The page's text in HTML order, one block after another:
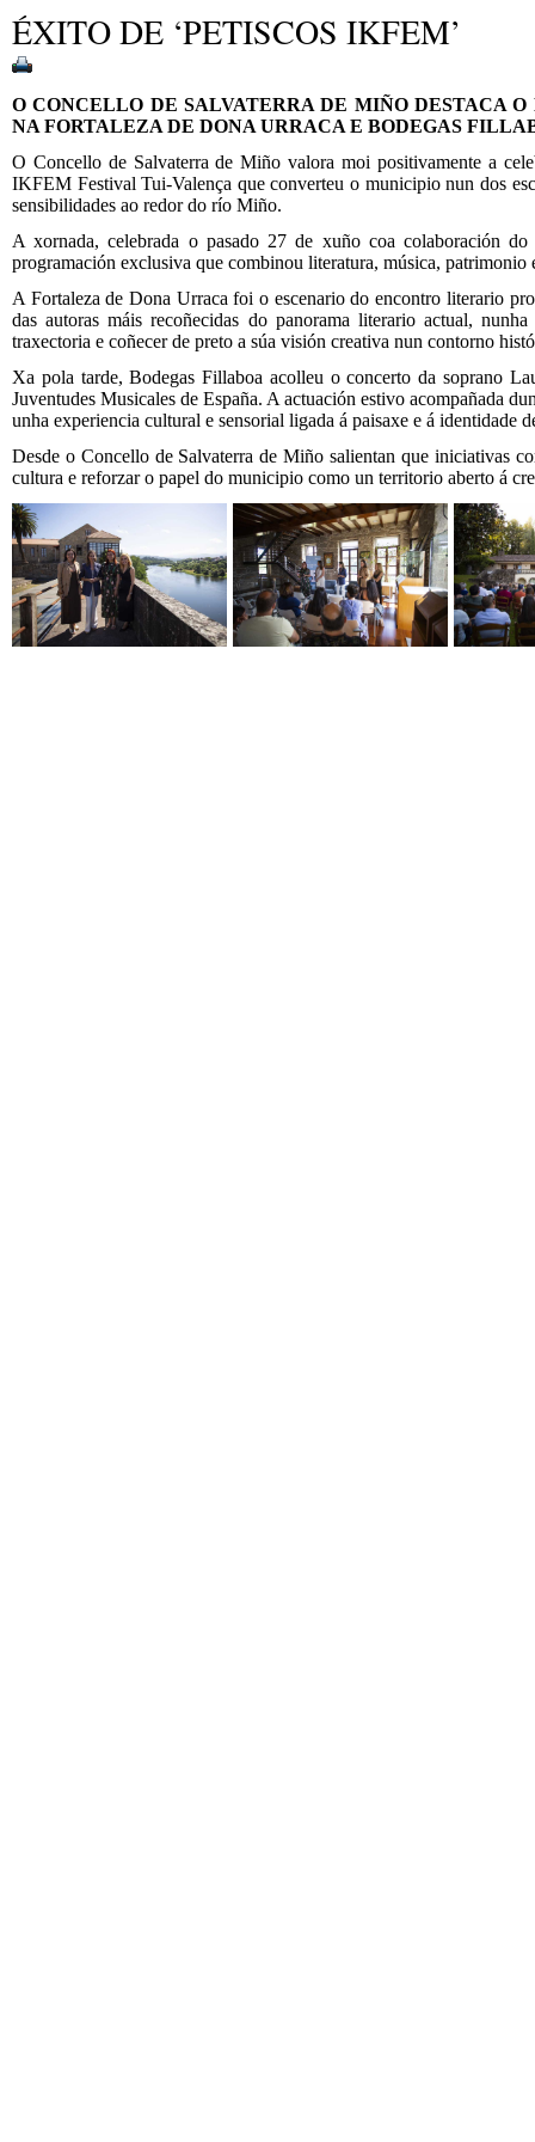
ÉXITO DE ‘PETISCOS IKFEM’
O CONCELLO DE SALVATERRA DE MIÑO DESTACA
NA FORTALEZA DE DONA URRACA E BODEGAS
O Concello de Salvaterra de Miño valora moi positivamente a
IKFEM Festival Tui-Valença que converteu o municipio nun dos
sensibilidades ao redor do río Miño.
A xornada, celebrada o pasado 27 de xuño coa colaboración
programación exclusiva que combinou literatura, música,
A Fortaleza de Dona Urraca foi o escenario do encontro literario
das autoras máis recoñecidas do panorama literario actual,
traxectoria e coñecer de preto a súa visión creativa nun contorno
Xa pola tarde, Bodegas Fillaboa acolleu o concerto da soprano
Juventudes Musicales de España. A actuación estivo acompañada
unha experiencia cultural e sensorial ligada á paisaxe e á identidade
Desde o Concello de Salvaterra de Miño salientan que iniciativas
cultura e reforzar o papel do municipio como un territorio aberto á